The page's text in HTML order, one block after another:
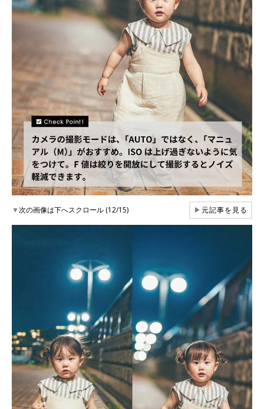
▼次の画像は下へスクロール (12/15) ▶元記事を見る